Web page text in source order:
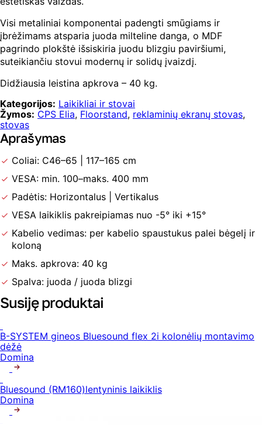
Visi metaliniai komponentai padengti smūgiams ir
įbrėžimams atsparia juoda milteline danga, o MDF
pagrindo plokštė išsiskiria juodu blizgiu paviršiumi,
suteikiančiu stovui modernų ir solidų įvaizdį.
Didžiausia leistina apkrova – 40 kg.
Kategorijos: Laikikliai ir stovai
Žymos: CPS Elia, Floorstand, reklaminių ekranų stovas,
stovas
Aprašymas
Coliai: C46–65 | 117–165 cm
VESA: min. 100–maks. 400 mm
Padėtis: Horizontalus | Vertikalus
VESA laikiklis pakreipiamas nuo -5° iki +15°
Kabelio vedimas: per kabelio spaustukus palei bėgelį ir
koloną
Maks. apkrova: 40 kg
Spalva: juoda / juoda blizgi
Susiję produktai
B-SYSTEM gineos Bluesound flex 2i kolonėlių montavimo
dėžė
Domina
Bluesound (RM160)lentyninis laikiklis
Domina